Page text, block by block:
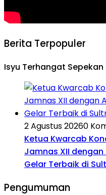
Berita Terpopuler
Isyu Terhangat Sepekan
2 Agustus 20260
Ketua Kwarcab
Jamnas XII
Gelar Terbaik di
Pengumuman